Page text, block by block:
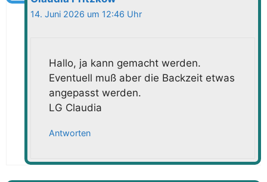
14. Juni 2026 um 12:46 Uhr
Hallo, ja kann gemacht werden.
Eventuell muß aber die Backzeit etwas
angepasst werden.
LG Claudia
Antworten